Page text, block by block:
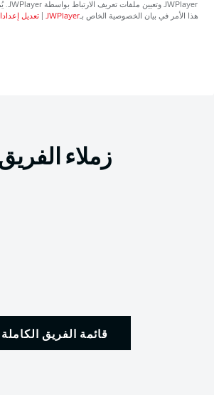
JWPlayer وتعيين ملفات تعريف الارتباط بواسطةJWPlayer
.
هذا الأمر في بيان الخصوصية الخاص بـJWPlayer تعديل
زملاء
قائمة الفريق الكاملة